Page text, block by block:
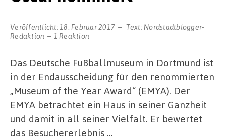
Veröffentlicht: 18. Februar 2017 Text: Nordstadtblogger-
Redaktion
1 Reaktion
Das Deutsche Fußballmuseum in Dortmund ist
in der Endausscheidung für den renommierten
„Museum of the Year Award“ (EMYA). Der
EMYA betrachtet ein Haus in seiner Ganzheit
und damit in all seiner Vielfalt. Er bewertet
das Besuchererlebnis …